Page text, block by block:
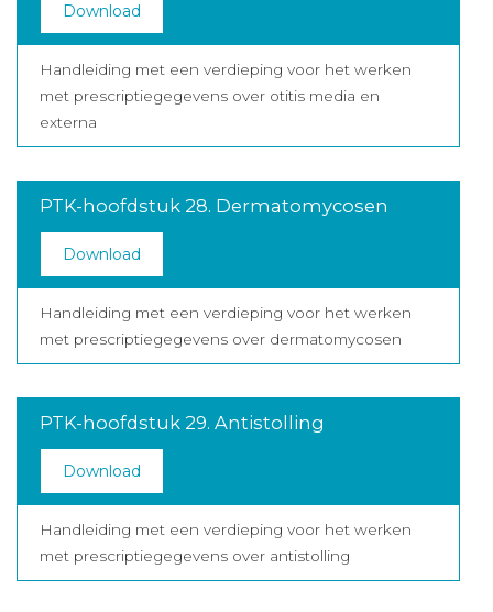
Download
Handleiding met een verdieping voor het werken
met prescriptiegegevens over otitis media en
externa
PTK-hoofdstuk 28. Dermatomycosen
Download
Handleiding met een verdieping voor het werken
met prescriptiegegevens over dermatomycosen
PTK-hoofdstuk 29. Antistolling
Download
Handleiding met een verdieping voor het werken
met prescriptiegegevens over antistolling